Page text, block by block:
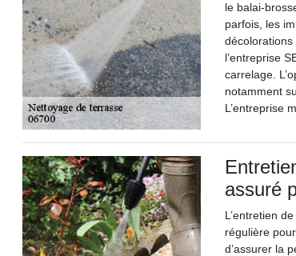
le balai-
parfois, les
l’entreprise
carrelage.
notamment
L’entreprise
assuré
L’entretien
régulière
d’assurer la